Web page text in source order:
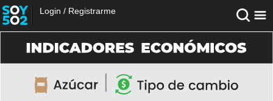
Login / Registrarme